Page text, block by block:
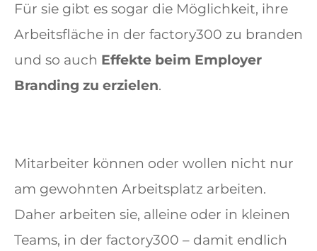
Für sie gibt es sogar die Möglichkeit, ihre
Arbeitsfläche in der factory300 zu branden
und so auch Effekte beim Employer
Branding zu erzielen.
Mitarbeiter können oder wollen nicht nur
am gewohnten Arbeitsplatz arbeiten.
Daher arbeiten sie, alleine oder in kleinen
Teams, in der factory300 – damit endlich